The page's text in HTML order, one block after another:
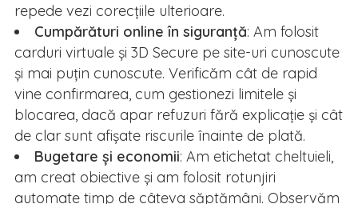
repede vezi corecțiile ulterioare.
Cumpărături online în siguranță: Am folosit
carduri virtuale și 3D Secure pe site-uri cunoscute
și mai puțin cunoscute. Verificăm cât de rapid
vine confirmarea, cum gestionezi limitele și
blocarea, dacă apar refuzuri fără explicație și cât
de clar sunt afișate riscurile înainte de plată.
Bugetare și economii: Am etichetat cheltuieli,
am creat obiective și am folosit rotunjiri
automate timp de câteva săptămâni. Observăm